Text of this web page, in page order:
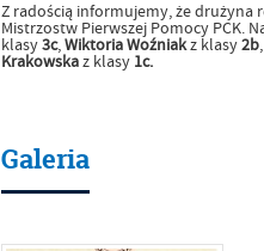
Z radością informujemy, że drużyna
Mistrzostw Pierwszej Pomocy PCK.
klasy3c,Wiktoria Woźniakz klasy2b,
Krakowskaz klasy 1c.
Galeria